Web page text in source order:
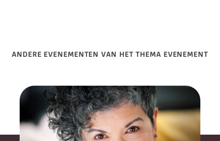
ANDERE EVENEMENTEN VAN HET THEMA EVENEMENT